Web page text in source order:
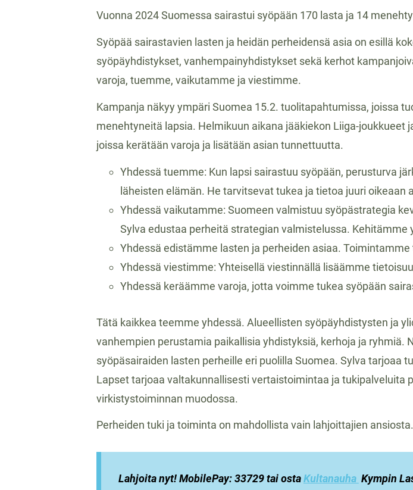
Vuonna 2024 Suomessa sairastui syöpään 170 lasta ja 14
Syöpää sairastavien lasten ja heidän perheidensä asia on esillä
syöpäyhdistykset, vanhempainyhdistykset sekä kerhot
varoja, tuemme, vaikutamme ja viestimme.
Kampanja näkyy ympäri Suomea 15.2. tuolitapahtumissa, joissa
menehtyneitä lapsia. Helmikuun aikana jääkiekon Liiga-joukkueet
joissa kerätään varoja ja lisätään asian tunnettuutta.
Yhdessä tuemme: Kun lapsi sairastuu syöpään, perusturva
läheisten elämän. He tarvitsevat tukea ja tietoa juuri oikeaan
Yhdessä vaikutamme: Suomeen valmistuu syöpästrategia
Sylva edustaa perheitä strategian valmistelussa. Kehitämme
Yhdessä edistämme lasten ja perheiden asiaa.
Yhdessä viestimme: Yhteisellä viestinnällä lisäämme
Yhdessä keräämme varoja, jotta voimme tukea syöpään
Tätä kaikkea teemme yhdessä. Alueellisten syöpäyhdistysten ja
vanhempien perustamia paikallisia yhdistyksiä, kerhoja ja
syöpäsairaiden lasten perheille eri puolilla Suomea. Sylva tarjoaa
Lapset tarjoaa valtakunnallisesti vertaistoimintaa ja tukipalveluita
virkistystoiminnan muodossa.
Perheiden tuki ja toiminta on mahdollista vain lahjoittajien ansiosta.
Lahjoita nyt! MobilePay: 33729 tai ostaKultanauha Kympin